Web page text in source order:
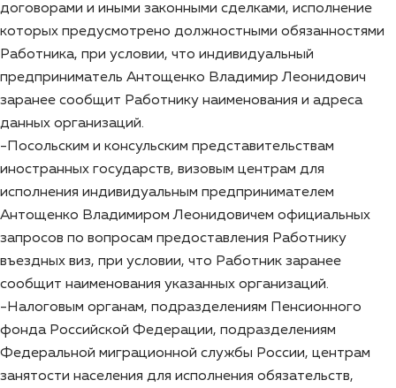
договорами и иными законными сделками, исполнение
которых предусмотрено должностными обязанностями
Работника, при условии, что индивидуальный
предприниматель Антощенко Владимир Леонидович
заранее сообщит Работнику наименования и адреса
данных организаций.
-Посольским и консульским представительствам
иностранных государств, визовым центрам для
исполнения индивидуальным предпринимателем
Антощенко Владимиром Леонидовичем официальных
запросов по вопросам предоставления Работнику
въездных виз, при условии, что Работник заранее
сообщит наименования указанных организаций.
-Налоговым органам, подразделениям Пенсионного
фонда Российской Федерации, подразделениям
Федеральной миграционной службы России, центрам
занятости населения для исполнения обязательств,